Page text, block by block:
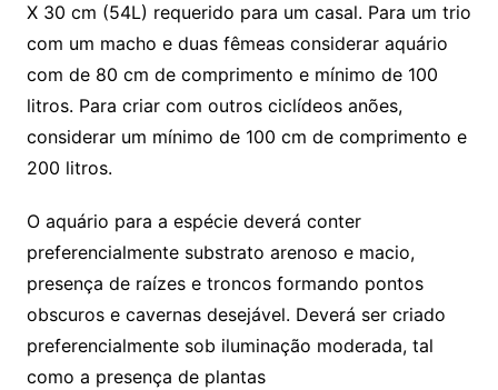
X 30 cm (54L) requerido para um casal. Para um trio
com um macho e duas fêmeas considerar aquário
com de 80 cm de comprimento e mínimo de 100
litros. Para criar com outros ciclídeos anões,
considerar um mínimo de 100 cm de comprimento e
200 litros.
O aquário para a espécie deverá conter
preferencialmente substrato arenoso e macio,
presença de raízes e troncos formando pontos
obscuros e cavernas desejável. Deverá ser criado
preferencialmente sob iluminação moderada, tal
como a presença de plantas